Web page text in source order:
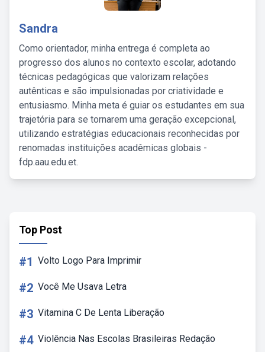
Sandra
Como orientador, minha entrega é completa ao
progresso dos alunos no contexto escolar, adotando
técnicas pedagógicas que valorizam relações
autênticas e são impulsionadas por criatividade e
entusiasmo. Minha meta é guiar os estudantes em sua
trajetória para se tornarem uma geração excepcional,
utilizando estratégias educacionais reconhecidas por
renomadas instituições acadêmicas globais -
fdp.aau.edu.et.
Top Post
#1 Volto Logo Para Imprimir
#2 Você Me Usava Letra
#3 Vitamina C De Lenta Liberação
#4 Violência Nas Escolas Brasileiras Redação